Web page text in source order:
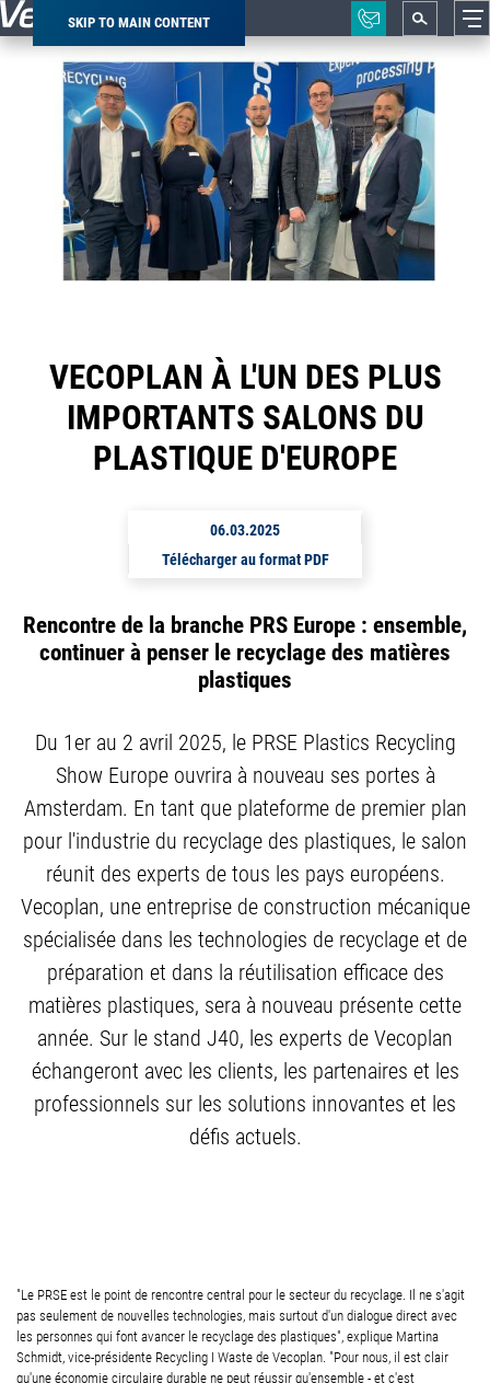
SKIP TO MAIN CONTENT
Breadcrumb
VECOPLAN À L'UN DES PLUS
IMPORTANTS SALONS DU
PLASTIQUE D'EUROPE
06.03.2025
Télécharger au format PDF
Rencontre de la branche PRS Europe : ensemble,
continuer à penser le recyclage des matières
plastiques
Du 1er au 2 avril 2025, le PRSE Plastics Recycling
Show Europe ouvrira à nouveau ses portes à
Amsterdam. En tant que plateforme de premier plan
pour l'industrie du recyclage des plastiques, le salon
réunit des experts de tous les pays européens.
Vecoplan, une entreprise de construction mécanique
spécialisée dans les technologies de recyclage et de
préparation et dans la réutilisation efficace des
matières plastiques, sera à nouveau présente cette
année. Sur le stand J40, les experts de Vecoplan
échangeront avec les clients, les partenaires et les
professionnels sur les solutions innovantes et les
défis actuels.
"Le PRSE est le point de rencontre central pour le secteur du recyclage. Il ne s'agit
pas seulement de nouvelles technologies, mais surtout d'un dialogue direct avec
les personnes qui font avancer le recyclage des plastiques", explique Martina
Schmidt, vice-présidente Recycling I Waste de Vecoplan. "Pour nous, il est clair
qu'une économie circulaire durable ne peut réussir qu'ensemble - et c'est